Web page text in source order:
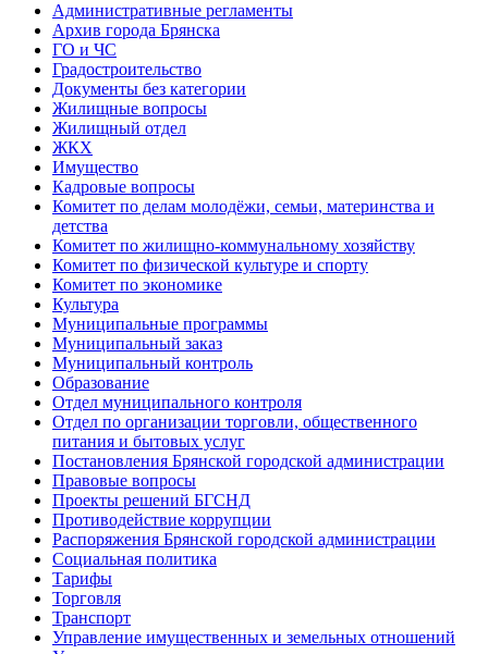
Административные регламенты
Архив города Брянска
ГО и ЧС
Градостроительство
Документы без категории
Жилищные вопросы
Жилищный отдел
ЖКХ
Имущество
Кадровые вопросы
Комитет по делам молодёжи, семьи, материнства и
детства
Комитет по жилищно-коммунальному хозяйству
Комитет по физической культуре и спорту
Комитет по экономике
Культура
Муниципальные программы
Муниципальный заказ
Муниципальный контроль
Образование
Отдел муниципального контроля
Отдел по организации торговли, общественного
питания и бытовых услуг
Постановления Брянской городской администрации
Правовые вопросы
Проекты решений БГСНД
Противодействие коррупции
Распоряжения Брянской городской администрации
Социальная политика
Тарифы
Торговля
Транспорт
Управление имущественных и земельных отношений